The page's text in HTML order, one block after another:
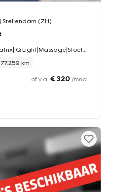
| Stellendam (ZH)
77.259 km
of v.a. € 320 /mnd